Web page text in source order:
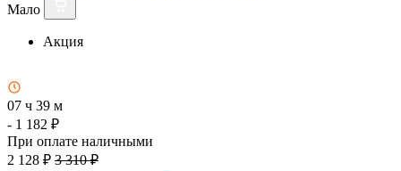
Мало
Акция
07 ч 39 м
- 1 182 ₽
При оплате наличными
2 128 ₽ 3 310 ₽